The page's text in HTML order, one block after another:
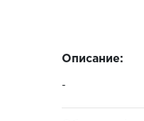
Описание:
-